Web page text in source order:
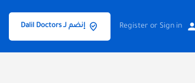
Sign in
or
Register إنضم لـ Dalil Doctors